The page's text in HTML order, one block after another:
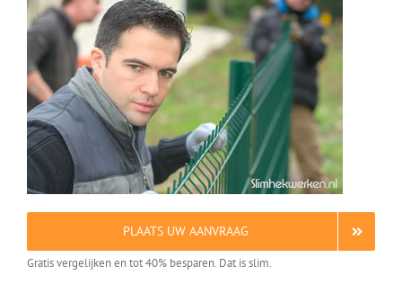
PLAATS UW AANVRAAG
Gratis vergelijken en tot 40% besparen. Dat is slim.